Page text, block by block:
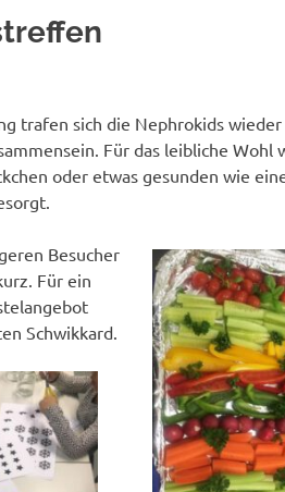
trafen sich die Nephrokids
Für das leibliche Wohl
oder etwas gesunden wie
Besucher
Für ein
Schwikkard.